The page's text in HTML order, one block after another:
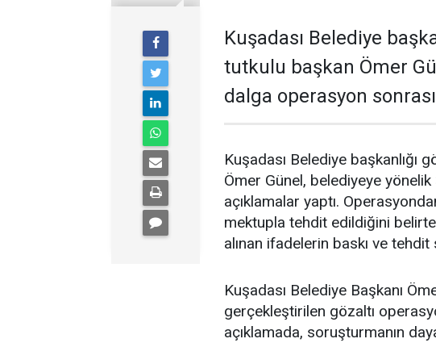
Kuşadası Belediye
tutkulu başkan Ömer
dalga operasyon
Kuşadası Belediye başkanlığı
Ömer Günel, belediyeye
açıklamalar yaptı.
mektupla tehdit edildiğini
alınan ifadelerin baskı ve
Kuşadası Belediye Başkanı
gerçekleştirilen gözaltı
açıklamada, soruşturmanın